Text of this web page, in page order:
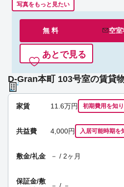
写真をもっと見たい
無 料 空
あとで見る
D-Gran本町 103号室の賃貸
家賃 11.6万円 初期費用を知
共益費 4,000円 入居可能時期を
敷金/礼金 － / 2ヶ月
保証金/敷